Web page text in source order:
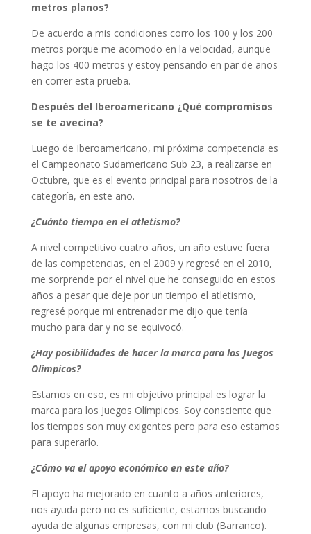
metros planos?
De acuerdo a mis condiciones corro los 100 y los 200
metros porque me acomodo en la velocidad, aunque
hago los 400 metros y estoy pensando en par de años
en correr esta prueba.
Después del Iberoamericano ¿Qué compromisos
se te avecina?
Luego de Iberoamericano, mi próxima competencia es
el Campeonato Sudamericano Sub 23, a realizarse en
Octubre, que es el evento principal para nosotros de la
categoría, en este año.
¿Cuánto tiempo en el atletismo?
A nivel competitivo cuatro años, un año estuve fuera
de las competencias, en el 2009 y regresé en el 2010,
me sorprende por el nivel que he conseguido en estos
años a pesar que deje por un tiempo el atletismo,
regresé porque mi entrenador me dijo que tenía
mucho para dar y no se equivocó.
¿Hay posibilidades de hacer la marca para los Juegos
Olímpicos?
Estamos en eso, es mi objetivo principal es lograr la
marca para los Juegos Olímpicos. Soy consciente que
los tiempos son muy exigentes pero para eso estamos
para superarlo.
¿Cómo va el apoyo económico en este año?
El apoyo ha mejorado en cuanto a años anteriores,
nos ayuda pero no es suficiente, estamos buscando
ayuda de algunas empresas, con mi club (Barranco).